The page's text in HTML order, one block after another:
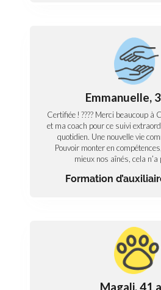
Emmanuelle,
Certifiée ! ???? Merci beaucoup à
et ma coach pour ce suivi
quotidien. Une nouvelle vie
Pouvoir monter en
mieux nos aînés, cela
Formation
Social
L’avis d’Emmanuelle,
vie
Certifiée ! ???? Merci beaucoup à
Formation et ma coach pour ce
votre soutien quotidien. Une
pour moi. Pouvoir monter en
aider au mieux nos aînés, cela
Découvrez notre formation
(certification professionnelle)
Magali, 41
Animalier
L’avis de Magali,
vétérinaire